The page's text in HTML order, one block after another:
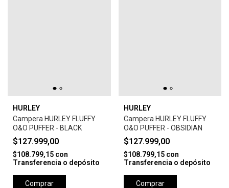
HURLEY
Campera HURLEY FLUFFY
O&O PUFFER - BLACK
$127.999,00
$108.799,15 con
Transferencia o depósito
Comprar
HURLEY
Campera HURLEY FLUFFY
O&O PUFFER - OBSIDIAN
$127.999,00
$108.799,15 con
Transferencia o depósito
Comprar